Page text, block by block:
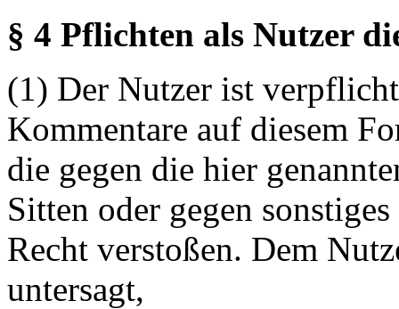
§ 4 Pflichten als Nutzer
(1) Der Nutzer ist
Kommentare auf diesem
die gegen die hier
Sitten oder gegen
Recht verstoßen. Dem
untersagt,